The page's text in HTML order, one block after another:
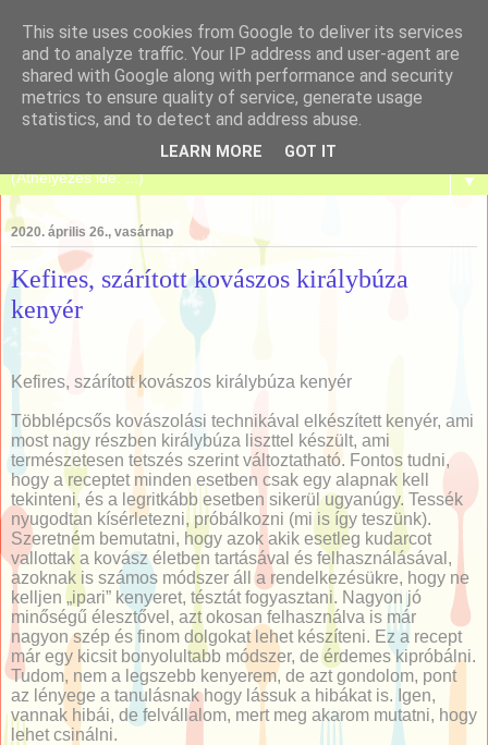
Tanulj meg sütni!
▼
2020. április 26., vasárnap
Kefires, szárított kovászos királybúza
kenyér
Kefires, szárított kovászos királybúza kenyér
Többlépcsős kovászolási technikával elkészített kenyér, ami
most nagy részben királybúza liszttel készült, ami
természetesen tetszés szerint változtatható. Fontos tudni,
hogy a receptet minden esetben csak egy alapnak kell
tekinteni, és a legritkább esetben sikerül ugyanúgy. Tessék
nyugodtan kísérletezni, próbálkozni (mi is így teszünk).
Szeretném bemutatni, hogy azok akik esetleg kudarcot
vallottak a kovász életben tartásával és felhasználásával,
azoknak is számos módszer áll a rendelkezésükre, hogy ne
kelljen „ipari” kenyeret, tésztát fogyasztani. Nagyon jó
minőségű élesztővel, azt okosan felhasználva is már
nagyon szép és finom dolgokat lehet készíteni. Ez a recept
már egy kicsit bonyolultabb módszer, de érdemes kipróbálni.
Tudom, nem a legszebb kenyerem, de azt gondolom, pont
az lényege a tanulásnak hogy lássuk a hibákat is. Igen,
vannak hibái, de felvállalom, mert meg akarom mutatni, hogy
lehet csinálni.
This site uses cookies from Google to deliver its services
and to analyze traffic. Your IP address and user-agent are
shared with Google along with performance and security
metrics to ensure quality of service, generate usage
statistics, and to detect and address abuse.
LEARN MORE GOT IT